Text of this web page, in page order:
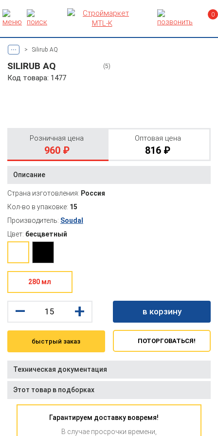
0
... > Silirub AQ
SILIRUB AQ (5)
Код товара: 1477
Розничная цена
960 ₽
Оптовая цена
816 ₽
Описание
Страна изготовления: Россия
Кол-во в упаковке: 15
Производитель: Soudal
Цвет: бесцветный
280 мл
– + в корзину
быстрый заказ ПОТОРГОВАТЬСЯ!
Техническая документация
Этот товар в подборках
Гарантируем доставку вовремя!
В случае просрочки времени,